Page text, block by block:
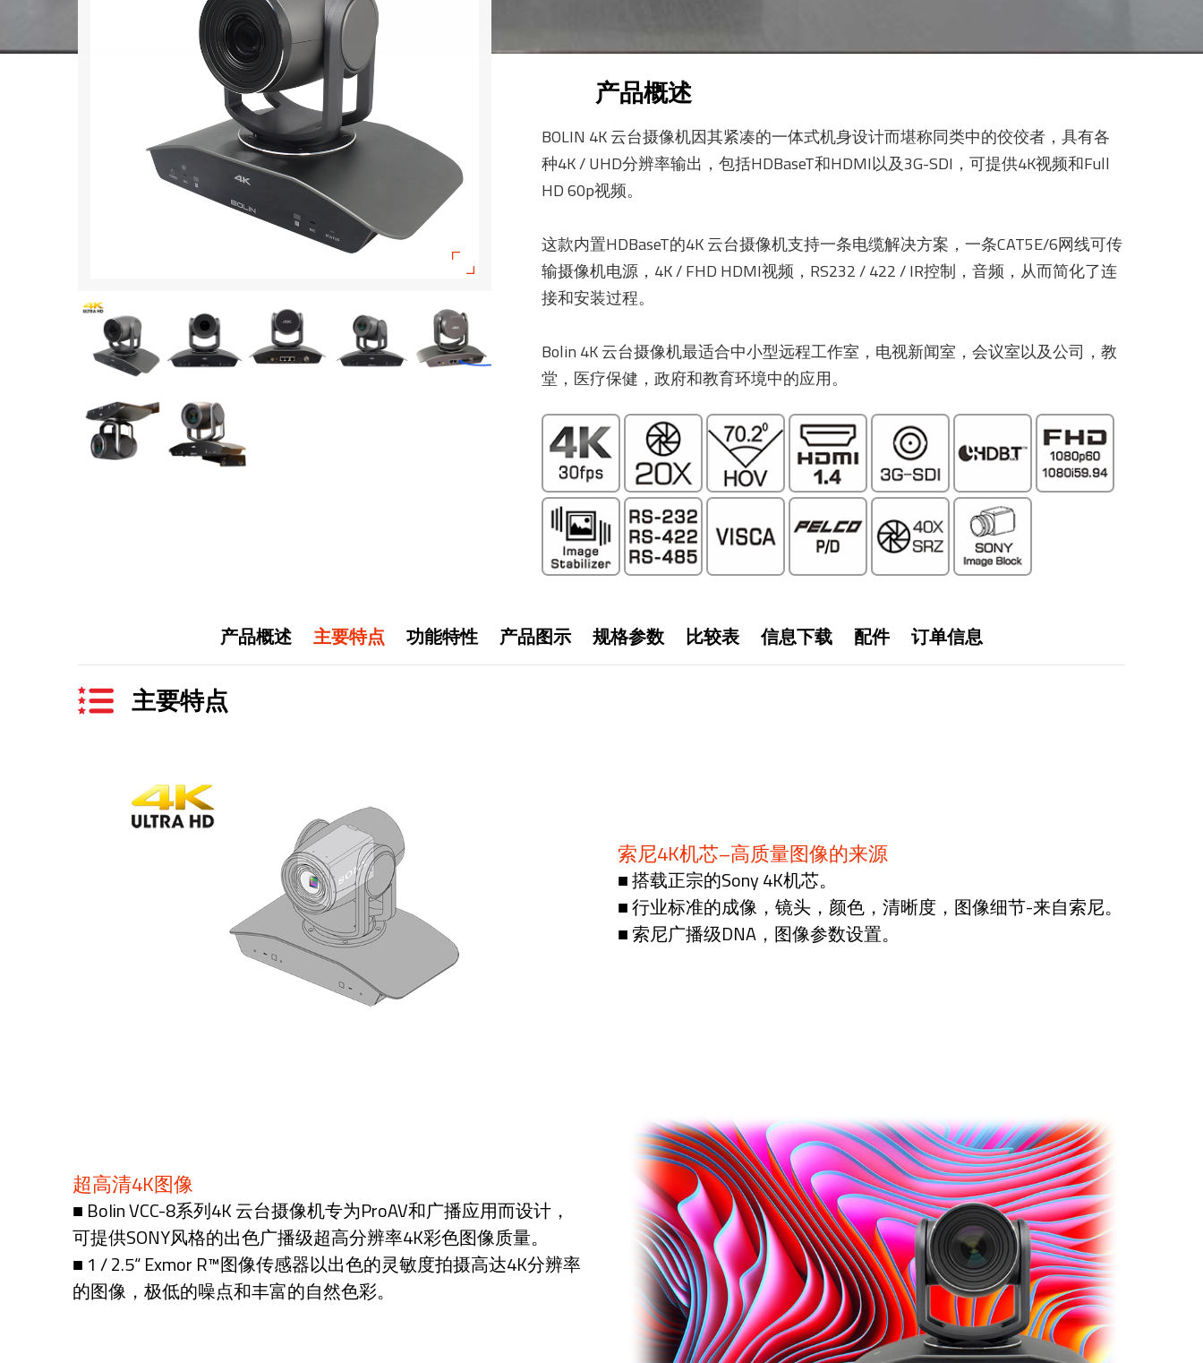
产品概述
BOLIN 4K 云台摄像机因其紧凑的一体式机身设计而堪称同类中的佼佼者，具有各
种4K / UHD分辨率输出，包括HDBaseT和HDMI以及3G-SDI，可提供4K视频和Full
HD 60p视频。
这款内置HDBaseT的4K 云台摄像机支持一条电缆解决方案，一条CAT5E/6网线可传
输摄像机电源，4K / FHD HDMI视频，RS232 / 422 / IR控制，音频，从而简化了连
接和安装过程。
Bolin 4K 云台摄像机最适合中小型远程工作室，电视新闻室，会议室以及公司，教
堂，医疗保健，政府和教育环境中的应用。
产品概述 主要特点 功能特性 产品图示 规格参数 比较表 信息下载 配件 订单信息
主要特点
索尼4K机芯–高质量图像的来源
■ 搭载正宗的Sony 4K机芯。
■ 行业标准的成像，镜头，颜色，清晰度，图像细节-来自索尼。
■ 索尼广播级DNA，图像参数设置。
超高清4K图像
■ Bolin VCC-8系列4K 云台摄像机专为ProAV和广播应用而设计，
可提供SONY风格的出色广播级超高分辨率4K彩色图像质量。
■ 1 / 2.5“ Exmor R™图像传感器以出色的灵敏度拍摄高达4K分辨率
的图像，极低的噪点和丰富的自然色彩。